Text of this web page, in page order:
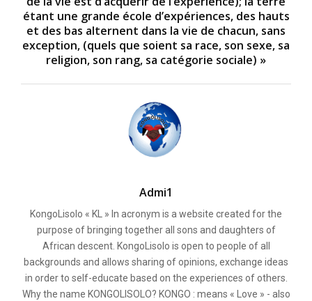
étant une grande école d’expériences, des hauts
et des bas alternent dans la vie de chacun, sans
exception, (quels que soient sa race, son sexe, sa
religion, son rang, sa catégorie sociale) »
Admi1
KongoLisolo « KL » In acronym is a website created for the
purpose of bringing together all sons and daughters of
African descent. KongoLisolo is open to people of all
backgrounds and allows sharing of opinions, exchange ideas
in order to self-educate based on the experiences of others.
Why the name KONGOLISOLO? KONGO : means « Love » - also